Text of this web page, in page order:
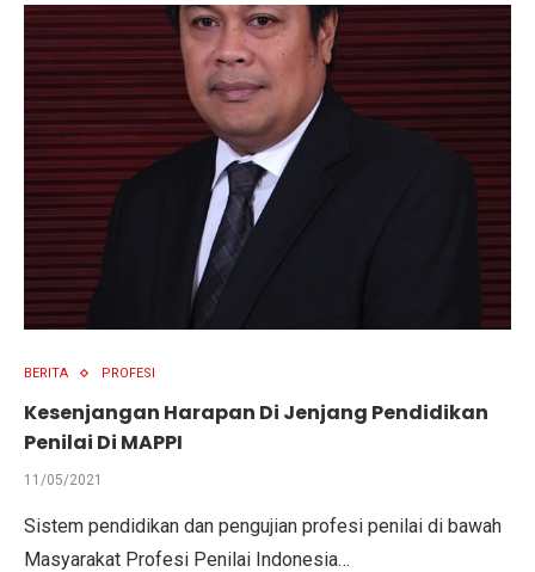
BERITA PROFESI
Kesenjangan Harapan Di Jenjang Pendidikan
Penilai Di MAPPI
11/05/2021
Sistem pendidikan dan pengujian profesi penilai di bawah
Masyarakat Profesi Penilai Indonesia…